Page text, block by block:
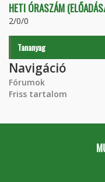
HETI ÓRASZÁM
2/0/0
Tananyag
Navigáció
Fórumok
Friss tartalom